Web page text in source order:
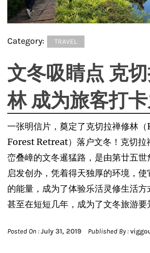
Category: TRAVEL
文冬吸睛点 克
林 成为旅客打
一张明信片，奠定了克切拉禅修林
Forest Retreat）落户文冬！克切拉
峦叠嶂的文冬暹猛路，是由第廿五
启发创办，凭着得天独厚的环境，使
的能量，成为了体验乐活灵修生活方
甚至在短短几年，成为了文冬旅游要
Posted On :July 31, 2019 Published By :